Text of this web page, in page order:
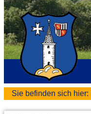
Sie befinden sich hier: